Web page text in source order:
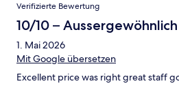
Verifizierte Bewertung
10/10 – Aussergewöhnlich
1. Mai 2026
Mit Google übersetzen
Excellent price was right great staff